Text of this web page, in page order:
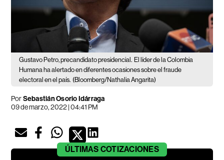
Gustavo Petro, precandidato presidencial. El líder de la Colombia
Humana ha alertado en diferentes ocasiones sobre el fraude
electoral en el país. (Bloomberg/Nathalia Angarita)
PorSebastián Osorio Idárraga
09 de marzo, 2022 | 04:41 PM
ÚLTIMAS COTIZACIONES